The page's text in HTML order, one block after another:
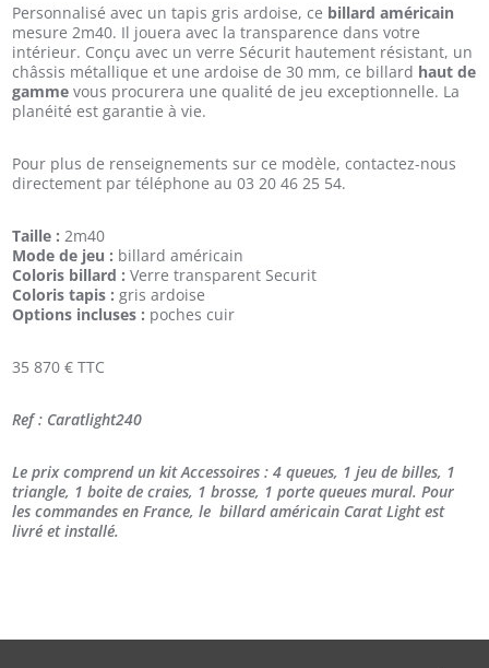
Personnalisé avec un tapis gris ardoise, ce billard américain
mesure 2m40. Il jouera avec la transparence dans votre
intérieur. Conçu avec un verre Sécurit hautement résistant, un
châssis métallique et une ardoise de 30 mm, ce billard haut de
gamme vous procurera une qualité de jeu exceptionnelle. La
planéité est garantie à vie.
Pour plus de renseignements sur ce modèle, contactez-nous
directement par téléphone au 03 20 46 25 54.
Taille : 2m40
Mode de jeu : billard américain
Coloris billard : Verre transparent Securit
Coloris tapis : gris ardoise
Options incluses : poches cuir
35 870 € TTC
Ref : Caratlight240
Le prix comprend un kit Accessoires : 4 queues, 1 jeu de billes, 1
triangle, 1 boite de craies, 1 brosse, 1 porte queues mural. Pour
les commandes en France, le billard américain Carat Light est
livré et installé.